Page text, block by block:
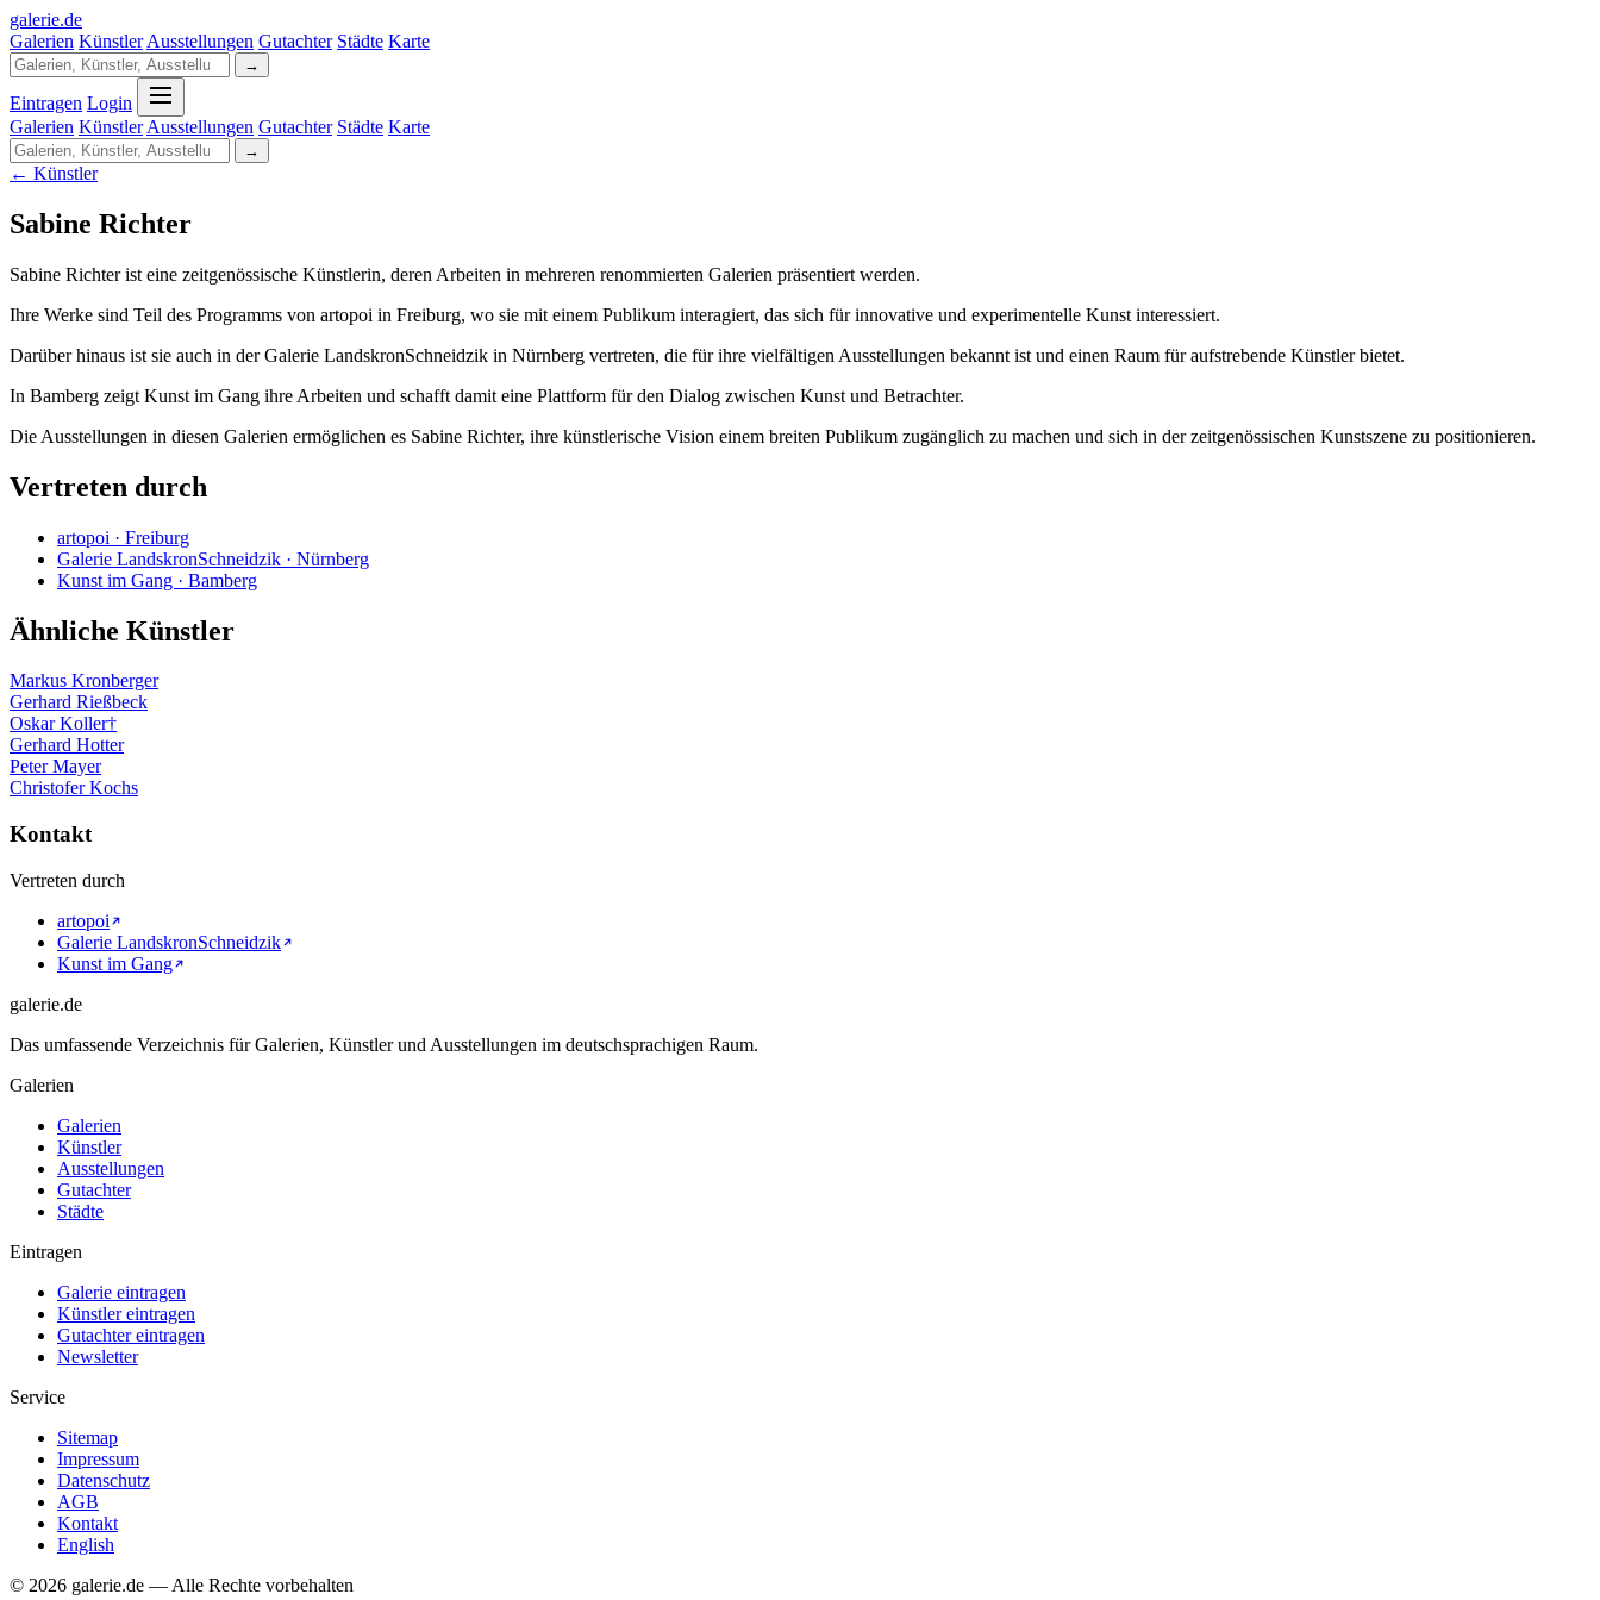
galerie.de
Galerien Künstler Ausstellungen Gutachter Städte Karte
→
Eintragen Login
Galerien Künstler Ausstellungen Gutachter Städte Karte
→
← Künstler
Sabine Richter
Sabine Richter ist eine zeitgenössische Künstlerin, deren Arbeiten in mehreren renommierten Galerien präsentiert werden.
Ihre Werke sind Teil des Programms von artopoi in Freiburg, wo sie mit einem Publikum interagiert, das sich für innovative und experimentelle Kunst interessiert.
Darüber hinaus ist sie auch in der Galerie LandskronSchneidzik in Nürnberg vertreten, die für ihre vielfältigen Ausstellungen bekannt ist und einen Raum für aufstrebende Künstler bietet.
In Bamberg zeigt Kunst im Gang ihre Arbeiten und schafft damit eine Plattform für den Dialog zwischen Kunst und Betrachter.
Die Ausstellungen in diesen Galerien ermöglichen es Sabine Richter, ihre künstlerische Vision einem breiten Publikum zugänglich zu machen und sich in der zeitgenössischen Kunstszene zu positionieren.
Vertreten durch
artopoi · Freiburg
Galerie LandskronSchneidzik · Nürnberg
Kunst im Gang · Bamberg
Ähnliche Künstler
Markus Kronberger
Gerhard Rießbeck
Oskar Koller†
Gerhard Hotter
Peter Mayer
Christofer Kochs
Kontakt
Vertreten durch
artopoi
Galerie LandskronSchneidzik
Kunst im Gang
galerie.de
Das umfassende Verzeichnis für Galerien, Künstler und Ausstellungen im deutschsprachigen Raum.
Galerien
Galerien
Künstler
Ausstellungen
Gutachter
Städte
Eintragen
Galerie eintragen
Künstler eintragen
Gutachter eintragen
Newsletter
Service
Sitemap
Impressum
Datenschutz
AGB
Kontakt
English
© 2026 galerie.de — Alle Rechte vorbehalten